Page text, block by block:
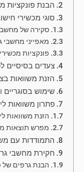
הבנת פונקציות
סוגי מכשירי
סקירה של
מאפייני מחשבי
פונקציות
צעדים בסיסיים
הזנת משוואות
שימוש בסוגריים
פתרון משוואות
הזנת משוואות
מפרש תוצאות
התמודדות עם
חקירת מחשבי
הבנת גרפים של